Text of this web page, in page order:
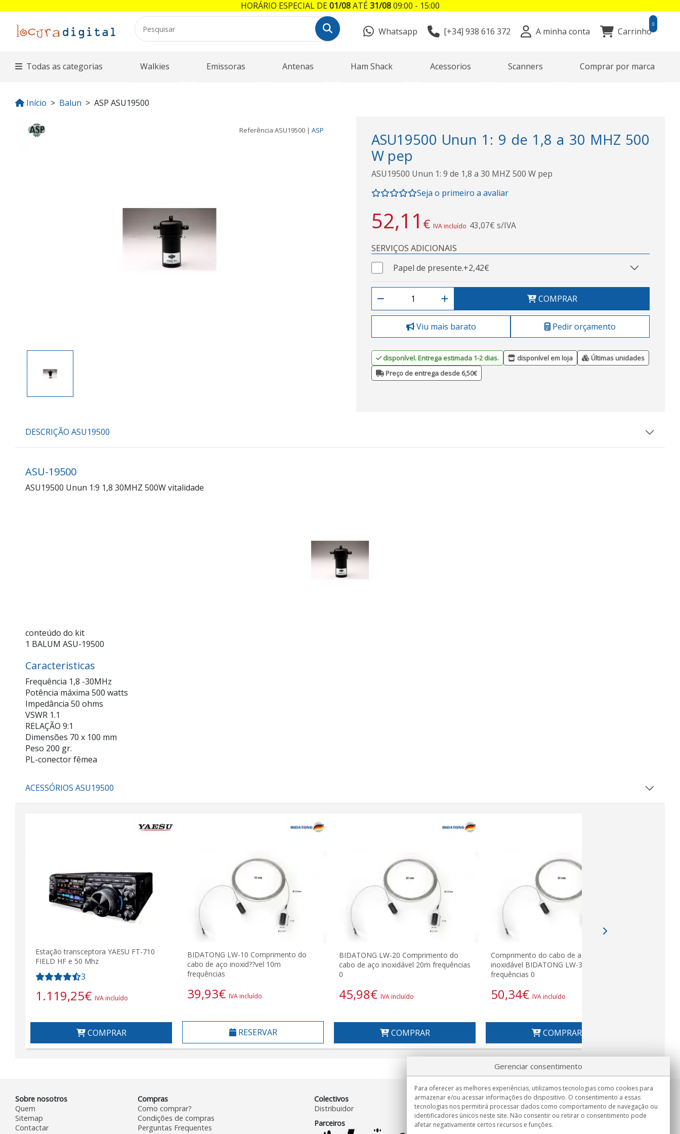
Whatsapp [+34] 938 616 372 A minha conta Carrinho
0
Todas as categorias Walkies Emissoras Antenas Ham Shack Acessorios Scanners Comprar por marca
Início Balun ASP ASU19500
Referência ASU19500 | ASP
ASU19500 Unun 1: 9 de 1,8 a 30 MHZ 500
W pep
ASU19500 Unun 1: 9 de 1,8 a 30 MHZ 500 W pep
Seja o primeiro a avaliar
52,11 € IVA incluído 43,07€ s/IVA
SERVIÇOS ADICIONAIS
Papel de presente.+2,42€
COMPRAR
Viu mais barato Pedir orçamento
disponível. Entrega estimada 1-2 dias. disponível em loja
Últimas unidades
Preço de entrega desde 6,50€
DESCRIÇÃO ASU19500
ASU-19500
ASU19500 Unun 1:9 1,8 30MHZ 500W vitalidade
conteúdo do kit
1 BALUM ASU-19500
Caracteristicas
Frequência 1,8 -30MHz
Potência máxima 500 watts
Impedância 50 ohms
VSWR 1.1
RELAÇÃO 9:1
Dimensões 70 x 100 mm
Peso 200 gr.
PL-conector fêmea
ACESSÓRIOS ASU19500
Estação transceptora YAESU FT-710
FIELD HF e 50 Mhz
3
1.119,25€ IVA incluído
COMPRAR
BIDATONG LW-10 Comprimento do
cabo de aço inoxid??vel 10m
frequências
39,93€ IVA incluído
RESERVAR
BIDATONG LW-20 Comprimento do
cabo de aço inoxidável 20m frequências
0
45,98€ IVA incluído
COMPRAR
Comprimento do cabo de aço
inoxidável BIDATONG LW-30 30m
frequências 0
50,34€ IVA incluído
COMPRAR
Sobre nosotros
Quem
Sitemap
Contactar
Compras
Como comprar?
Condições de compras
Perguntas Frequentes
Colectivos
Distribuidor
Parceiros
Informação
Seg.-Sex. 9:00h - 15:00h.
Entrega em
Gerenciar consentimento
Para oferecer as melhores experiências, utilizamos tecnologias como cookies para
armazenar e/ou acessar informações do dispositivo. O consentimento a essas
tecnologias nos permitirá processar dados como comportamento de navegação ou
identificadores únicos neste site. Não consentir ou retirar o consentimento pode
afetar negativamente certos recursos e funções.
HORÁRIO ESPECIAL DE01/08ATÉ31/0809:00 - 15:00